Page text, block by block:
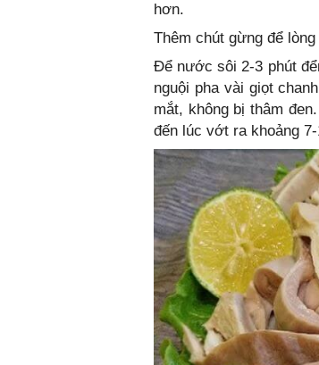
hơn.
Thêm chút gừng để
Để nước sôi 2-3 phút
nguội pha vài giọt
mắt, không bị thâm
đến lúc vớt ra khoảng